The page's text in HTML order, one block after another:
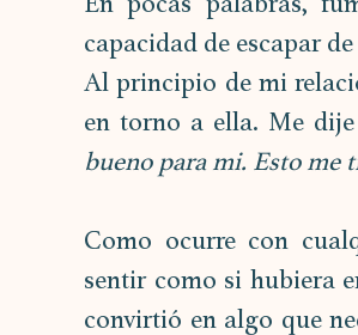
capacidad de escapar
Al principio de mi
en torno a ella. Me
bueno para mi. Esto me
Como ocurre con
sentir como si hubiera
convirtió en algo que